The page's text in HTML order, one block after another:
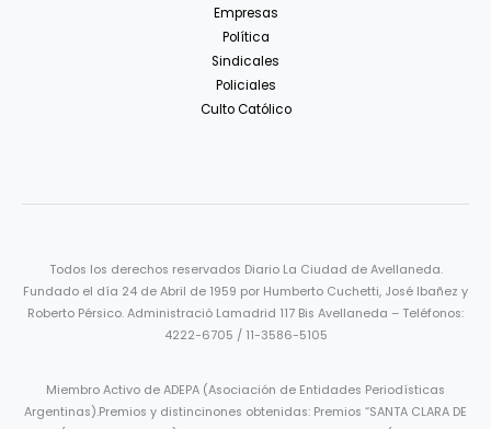
Empresas
Política
Sindicales
Policiales
Culto Católico
Todos los derechos reservados Diario La Ciudad de Avellaneda.
Fundado el día 24 de Abril de 1959 por Humberto Cuchetti, José Ibañez y
Roberto Pérsico. Administració Lamadrid 117 Bis Avellaneda – Teléfonos:
4222-6705 / 11-3586-5105
Miembro Activo de ADEPA (Asociación de Entidades Periodísticas
Argentinas).Premios y distincinones obtenidas: Premios “SANTA CLARA DE